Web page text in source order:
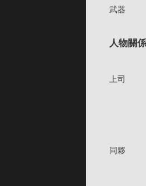
武器
人物關係
上司
同夥